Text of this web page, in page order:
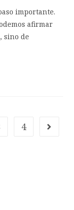
importante.
afirmar
sino de
4